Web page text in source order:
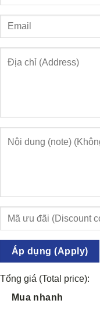
Áp dụng (Apply)
Tổng giá (Total price):
Mua nhanh